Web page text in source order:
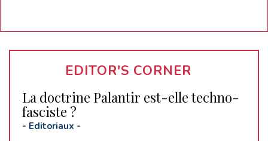
EDITOR'S CORNER
La doctrine Palantir est-elle techno-
fasciste ?
- Editoriaux -